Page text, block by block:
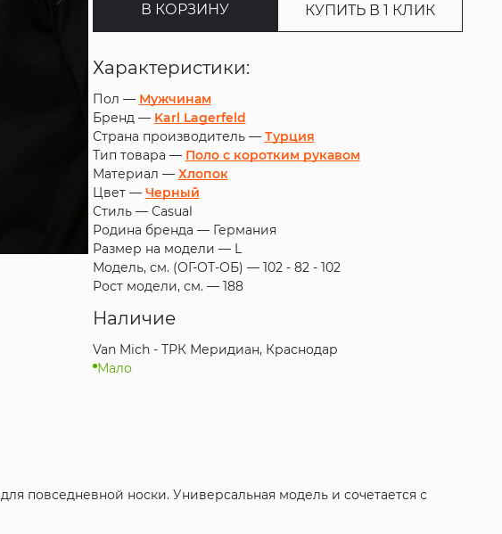
В КОРЗИНУ КУПИТЬ В 1 КЛИК
Характеристики:
Пол — Мужчинам
Бренд — Karl Lagerfeld
Страна производитель — Турция
Тип товара — Поло с коротким рукавом
Материал — Хлопок
Цвет — Черный
Стиль — Casual
Родина бренда — Германия
Размер на модели — L
Модель, см. (ОГ-ОТ-ОБ) — 102 - 82 - 102
Рост модели, см. — 188
Наличие
Van Mich - ТРК Меридиан, Краснодар
Мало
повседневной носки. Универсальная модель и сочетается с